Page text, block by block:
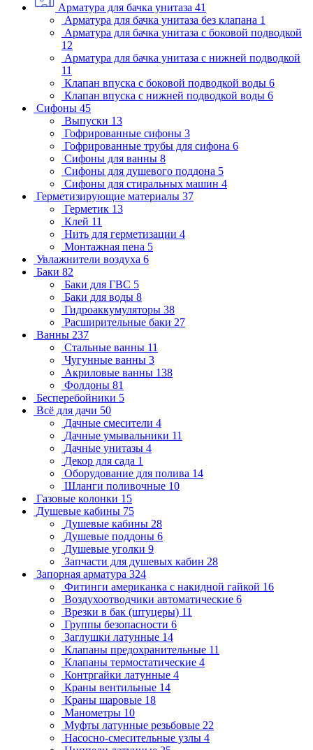
Арматура для бачка унитаза 41
Арматура для бачка унитаза без клапана 1
Арматура для бачка унитаза с боковой подводкой
12
Арматура для бачка унитаза с нижней подводкой
11
Клапан впуска с боковой подводкой воды 6
Клапан впуска с нижней подводкой воды 6
Сифоны 45
Выпуски 13
Гофрированные сифоны 3
Гофрированные трубы для сифона 6
Сифоны для ванны 8
Сифоны для душевого поддона 5
Сифоны для стиральных машин 4
Герметизирующие материалы 37
Герметик 13
Клей 11
Нить для герметизации 4
Монтажная пена 5
Увлажнители воздуха 6
Баки 82
Баки для ГВС 5
Баки для воды 8
Гидроаккумуляторы 38
Расширительные баки 27
Ванны 237
Стальные ванны 11
Чугунные ванны 3
Акриловые ванны 138
Фолдоны 81
Бесперебойники 5
Всё для дачи 50
Дачные смесители 4
Дачные умывальники 11
Дачные унитазы 4
Декор для сада 1
Оборудование для полива 14
Шланги поливочные 10
Газовые колонки 15
Душевые кабины 75
Душевые кабины 28
Душевые поддоны 6
Душевые уголки 9
Запчасти для душевых кабин 28
Запорная арматура 324
Фитинги американка с накидной гайкой 16
Воздухоотводчики автоматические 6
Врезки в бак (штуцеры) 11
Группы безопасности 6
Заглушки латунные 14
Клапаны предохранительные 11
Клапаны термостатические 4
Контргайки латунные 4
Краны вентильные 14
Краны шаровые 18
Манометры 10
Муфты латунные резьбовые 22
Насосно-смесительные узлы 4